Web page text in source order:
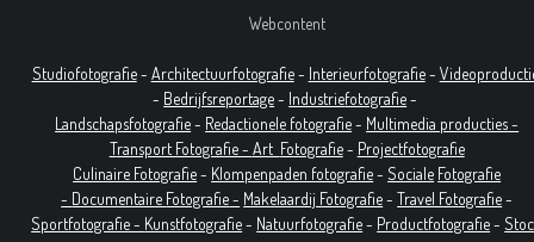
Webcontent
Studiofotografie- Architectuurfotografie- Interieurfotografie-
- Bedrijfsreportage- Industriefotografie-
Landschapsfotografie- Redactionele fotografie- Multimedia producties -
Transport Fotografie - Art Fotografie- Projectfotografie
Culinaire Fotografie- Klompenpaden fotografie-Sociale Fotografie
- Documentaire Fotografie- Makelaardij Fotografie-Travel Fotografie-
Sportfotografie - Kunstfotografie- Natuurfotografie- Productfotografie-